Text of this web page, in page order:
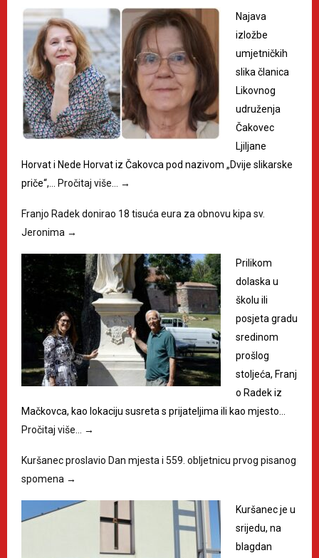
Najava
izložbe
umjetničkih
slika članica
Likovnog
udruženja
Čakovec
Ljiljane
Horvat i Nede Horvat iz Čakovca pod nazivom „Dvije slikarske
priče“,… Pročitaj više… →
Franjo Radek donirao 18 tisuća eura za obnovu kipa sv.
Jeronima →
Prilikom
dolaska u
školu ili
posjeta gradu
sredinom
prošlog
stoljeća, Franj
o Radek iz
Mačkovca, kao lokaciju susreta s prijateljima ili kao mjesto…
Pročitaj više…
→
Kuršanec proslavio Dan mjesta i 559. obljetnicu prvog pisanog
spomena →
Kuršanec je u
srijedu, na
blagdan